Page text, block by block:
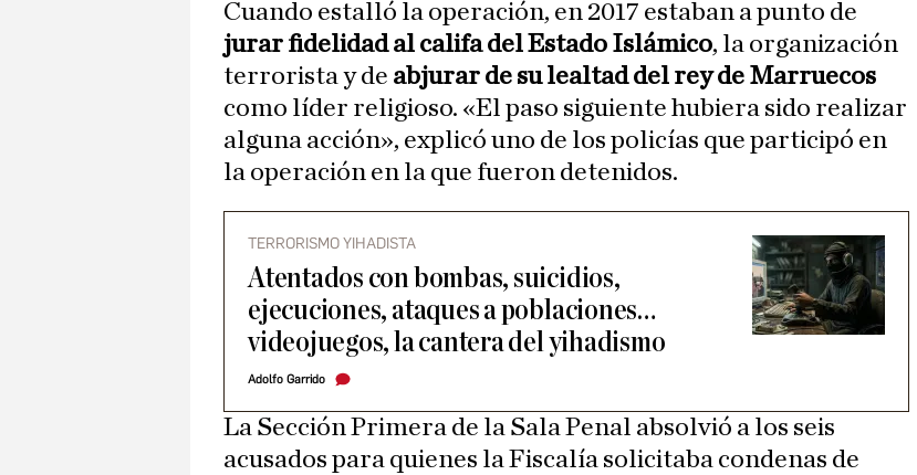
Cuando estalló la operación, en 2017 estaban a punto de
jurar fidelidad al califa del Estado Islámico, la organización
terrorista y de abjurar de su lealtad del rey de Marruecos
como líder religioso. «El paso siguiente hubiera sido realizar
alguna acción», explicó uno de los policías que participó en
la operación en la que fueron detenidos.
TERRORISMO YIHADISTA
Atentados con bombas, suicidios,
ejecuciones, ataques a poblaciones…
videojuegos, la cantera del yihadismo
Adolfo Garrido
La Sección Primera de la Sala Penal absolvió a los seis
acusados para quienes la Fiscalía solicitaba condenas de